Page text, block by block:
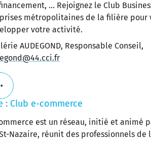
... Rejoignez le Club
métropolitaines de la filière pour
votre activité.
AUDEGOND, Responsable Conseil,
: Club e-commerce
est un réseau, initié et animé
Nazaire, réunit des professionnels de